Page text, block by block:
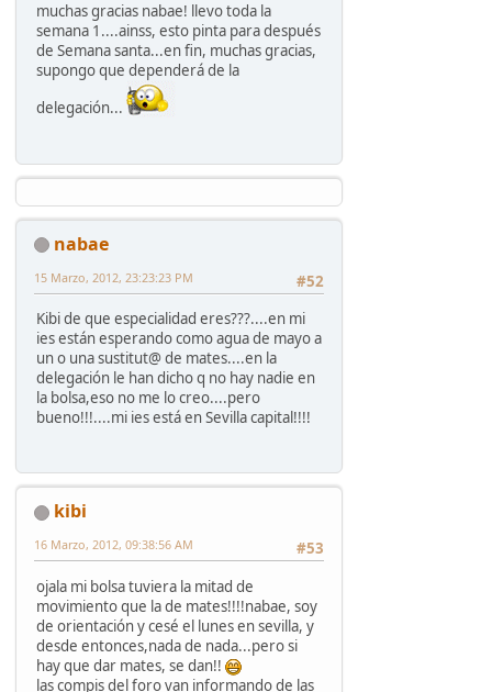
muchas gracias nabae! llevo toda la
semana 1....ainss, esto pinta para después
de Semana santa...en fin, muchas gracias,
supongo que dependerá de la
delegación...
nabae
#52
15 Marzo, 2012, 23:23:23 PM
Kibi de que especialidad eres???....en mi
ies están esperando como agua de mayo a
un o una sustitut@ de mates....en la
delegación le han dicho q no hay nadie en
la bolsa,eso no me lo creo....pero
bueno!!!....mi ies está en Sevilla capital!!!!
kibi
#53
16 Marzo, 2012, 09:38:56 AM
ojala mi bolsa tuviera la mitad de
movimiento que la de mates!!!!nabae, soy
de orientación y cesé el lunes en sevilla, y
desde entonces,nada de nada...pero si
hay que dar mates, se dan!!
las compis del foro van informando de las